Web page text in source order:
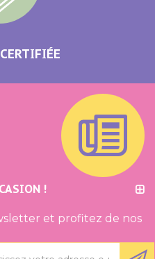
!
et profitez de nos